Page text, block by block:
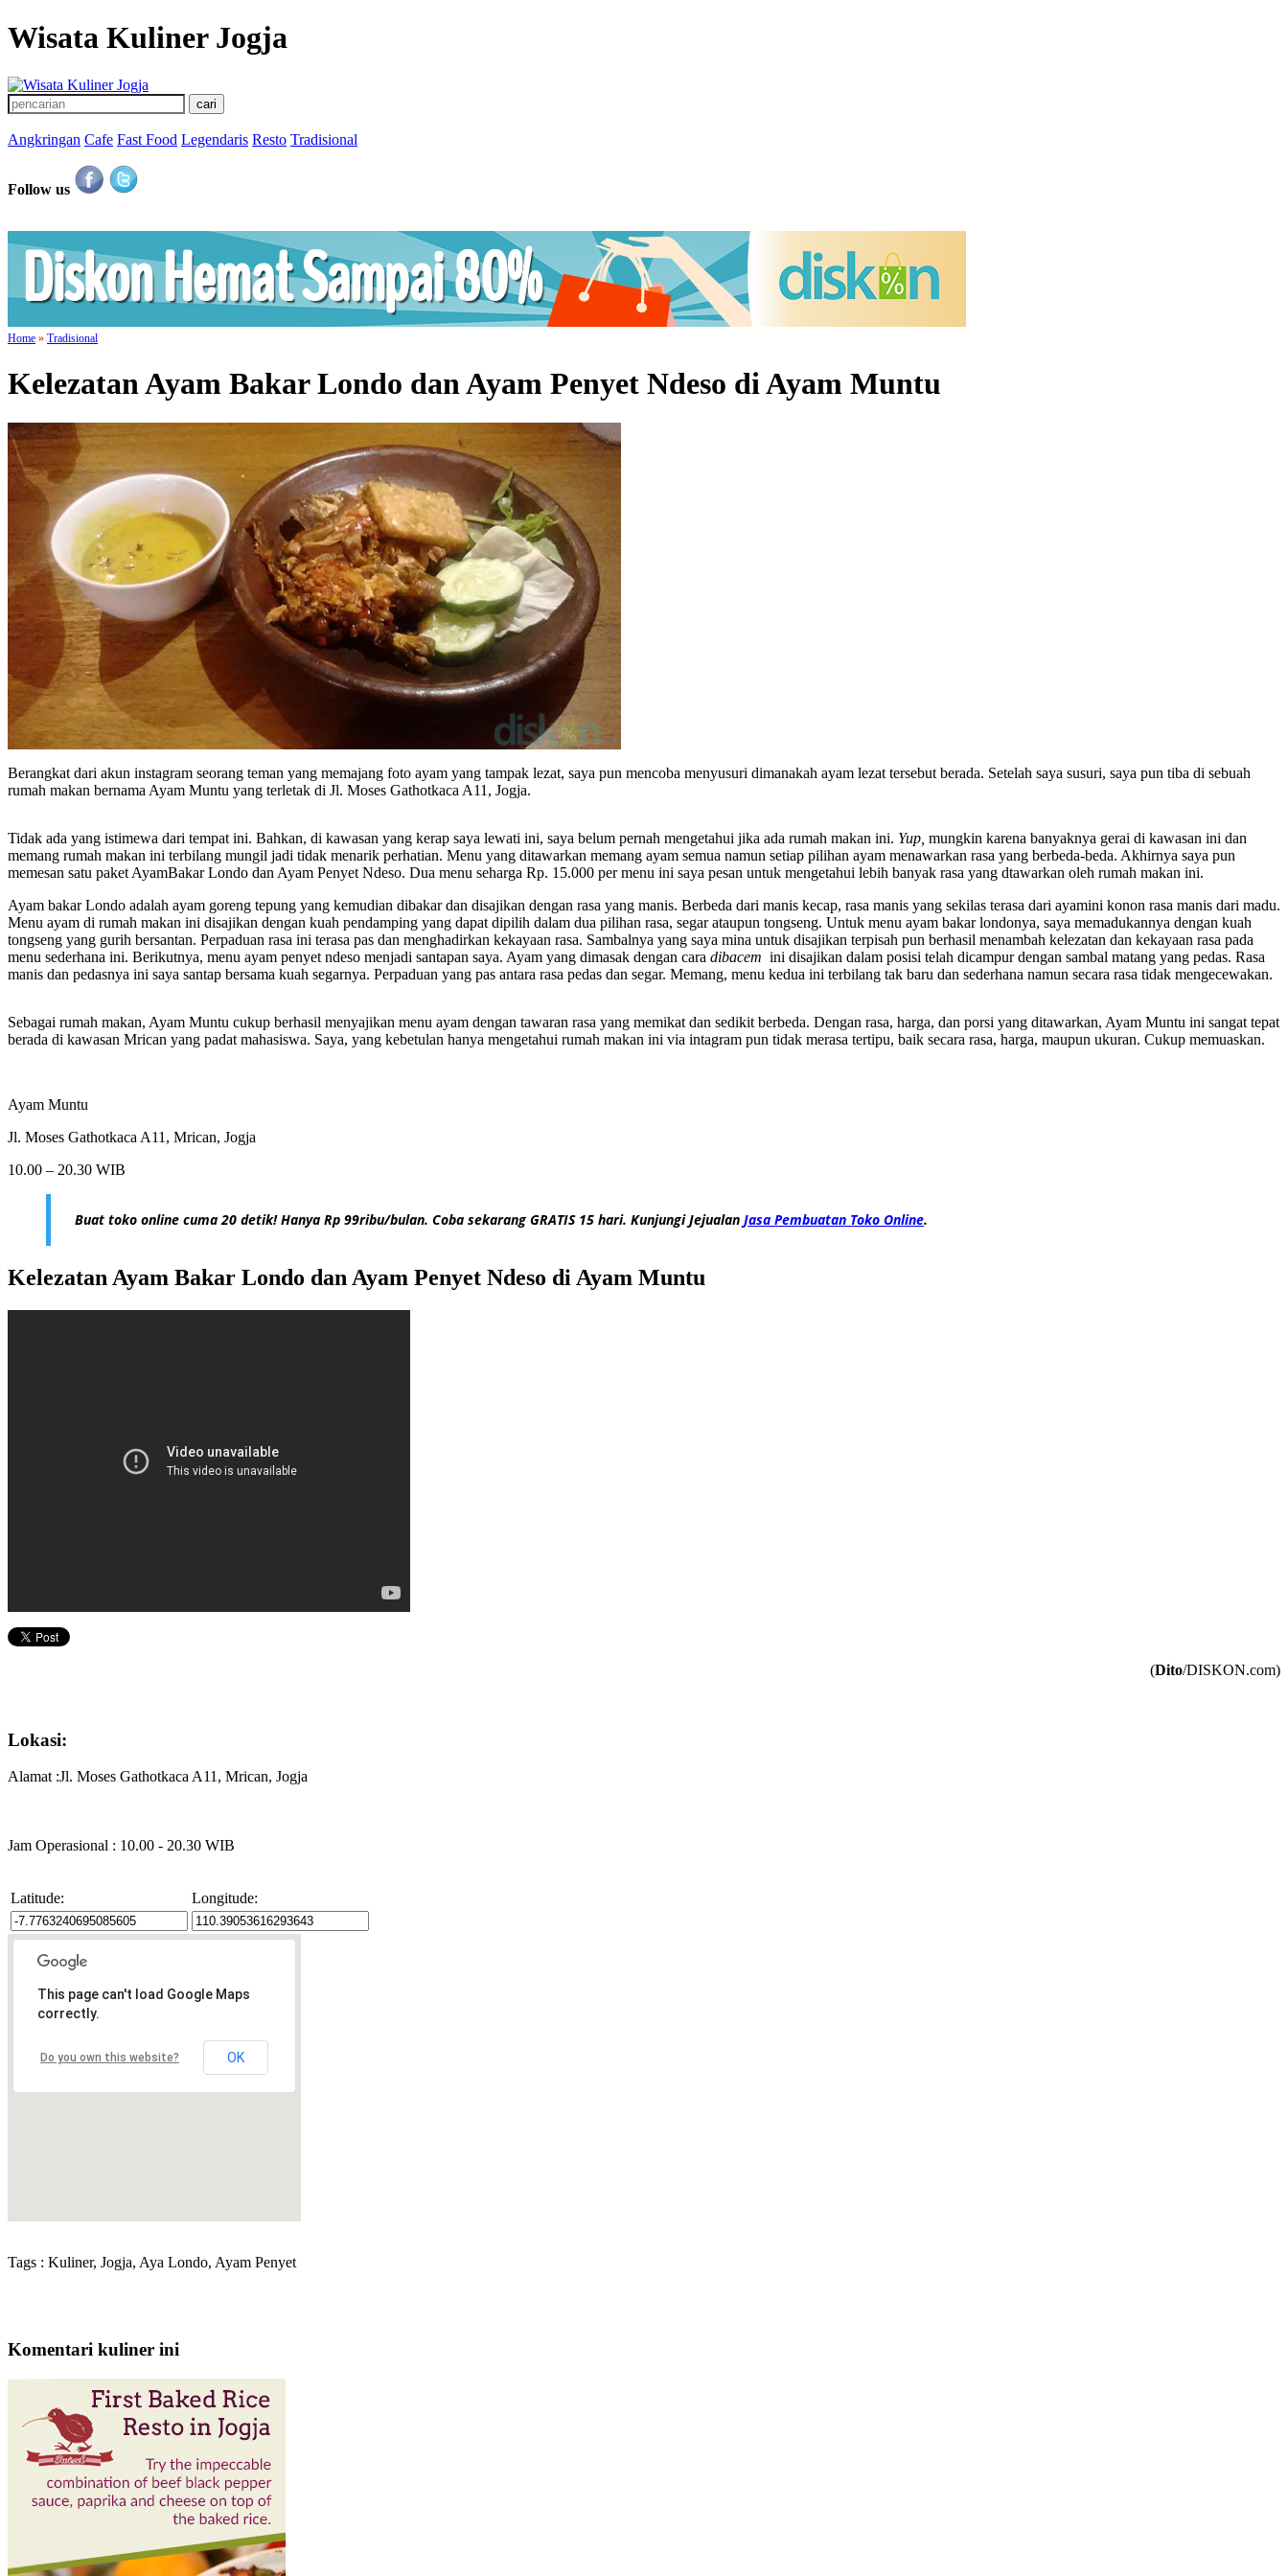
Wisata Kuliner Jogja
Angkringan Cafe Fast Food Legendaris Resto Tradisional
Follow us
Home » Tradisional
Kelezatan Ayam Bakar Londo dan Ayam Penyet Ndeso di Ayam Muntu
Berangkat dari akun instagram seorang teman yang memajang foto ayam yang tampak lezat, saya pun mencoba menyusuri dimanakah ayam lezat tersebut berada. Setelah saya susuri, saya pun tiba di sebuah
rumah makan bernama Ayam Muntu yang terletak di Jl. Moses Gathotkaca A11, Jogja.
Tidak ada yang istimewa dari tempat ini. Bahkan, di kawasan yang kerap saya lewati ini, saya belum pernah mengetahui jika ada rumah makan ini. Yup, mungkin karena banyaknya gerai di kawasan ini dan
memang rumah makan ini terbilang mungil jadi tidak menarik perhatian. Menu yang ditawarkan memang ayam semua namun setiap pilihan ayam menawarkan rasa yang berbeda-beda. Akhirnya saya pun
memesan satu paket AyamBakar Londo dan Ayam Penyet Ndeso. Dua menu seharga Rp. 15.000 per menu ini saya pesan untuk mengetahui lebih banyak rasa yang dtawarkan oleh rumah makan ini.
Ayam bakar Londo adalah ayam goreng tepung yang kemudian dibakar dan disajikan dengan rasa yang manis. Berbeda dari manis kecap, rasa manis yang sekilas terasa dari ayamini konon rasa manis dari madu.
Menu ayam di rumah makan ini disajikan dengan kuah pendamping yang dapat dipilih dalam dua pilihan rasa, segar ataupun tongseng. Untuk menu ayam bakar londonya, saya memadukannya dengan kuah
tongseng yang gurih bersantan. Perpaduan rasa ini terasa pas dan menghadirkan kekayaan rasa. Sambalnya yang saya mina untuk disajikan terpisah pun berhasil menambah kelezatan dan kekayaan rasa pada
menu sederhana ini. Berikutnya, menu ayam penyet ndeso menjadi santapan saya. Ayam yang dimasak dengan cara dibacem ini disajikan dalam posisi telah dicampur dengan sambal matang yang pedas. Rasa
manis dan pedasnya ini saya santap bersama kuah segarnya. Perpaduan yang pas antara rasa pedas dan segar. Memang, menu kedua ini terbilang tak baru dan sederhana namun secara rasa tidak mengecewakan.
Sebagai rumah makan, Ayam Muntu cukup berhasil menyajikan menu ayam dengan tawaran rasa yang memikat dan sedikit berbeda. Dengan rasa, harga, dan porsi yang ditawarkan, Ayam Muntu ini sangat tepat
berada di kawasan Mrican yang padat mahasiswa. Saya, yang kebetulan hanya mengetahui rumah makan ini via intagram pun tidak merasa tertipu, baik secara rasa, harga, maupun ukuran. Cukup memuaskan.
Ayam Muntu
Jl. Moses Gathotkaca A11, Mrican, Jogja
10.00 – 20.30 WIB
Buat toko online cuma 20 detik! Hanya Rp 99ribu/bulan. Coba sekarang GRATIS 15 hari. Kunjungi Jejualan Jasa Pembuatan Toko Online.
Kelezatan Ayam Bakar Londo dan Ayam Penyet Ndeso di Ayam Muntu
(Dito/DISKON.com)
Lokasi:
Alamat :Jl. Moses Gathotkaca A11, Mrican, Jogja
Jam Operasional : 10.00 - 20.30 WIB
Latitude: Longitude:
This page can't load Google Maps
correctly.
Do you own this website? OK
Tags : Kuliner, Jogja, Aya Londo, Ayam Penyet
Komentari kuliner ini